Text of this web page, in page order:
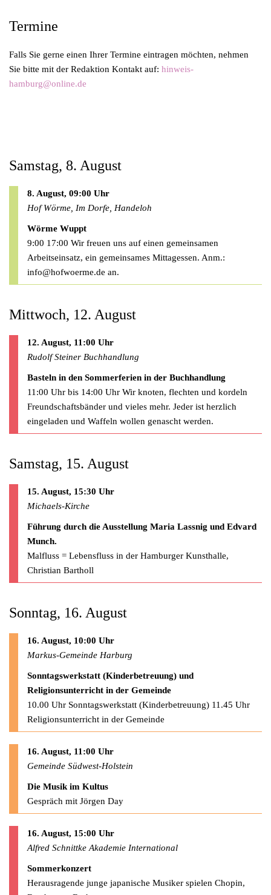
Termine
Falls Sie gerne einen Ihrer Termine eintragen möchten, nehmen
Sie bitte mit der Redaktion Kontakt auf: hinweis-
hamburg@online.de
Samstag, 8. August
8. August, 09:00 Uhr
Hof Wörme, Im Dorfe, Handeloh
Wörme Wuppt
9:00 17:00 Wir freuen uns auf einen gemeinsamen
Arbeitseinsatz, ein gemeinsames Mittagessen. Anm.:
info@hofwoerme.de an.
Mittwoch, 12. August
12. August, 11:00 Uhr
Rudolf Steiner Buchhandlung
Basteln in den Sommerferien in der Buchhandlung
11:00 Uhr bis 14:00 Uhr Wir knoten, flechten und kordeln
Freundschaftsbänder und vieles mehr. Jeder ist herzlich
eingeladen und Waffeln wollen genascht werden.
Samstag, 15. August
15. August, 15:30 Uhr
Michaels-Kirche
Führung durch die Ausstellung Maria Lassnig und Edvard
Munch.
Malfluss = Lebensfluss in der Hamburger Kunsthalle,
Christian Bartholl
Sonntag, 16. August
16. August, 10:00 Uhr
Markus-Gemeinde Harburg
Sonntagswerkstatt (Kinderbetreuung) und
Religionsunterricht in der Gemeinde
10.00 Uhr Sonntagswerkstatt (Kinderbetreuung) 11.45 Uhr
Religionsunterricht in der Gemeinde
16. August, 11:00 Uhr
Gemeinde Südwest-Holstein
Die Musik im Kultus
Gespräch mit Jörgen Day
16. August, 15:00 Uhr
Alfred Schnittke Akademie International
Sommerkonzert
Herausragende junge japanische Musiker spielen Chopin,